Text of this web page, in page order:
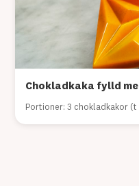
Chokladkaka fylld
Portioner: 3 chokladkakor (t